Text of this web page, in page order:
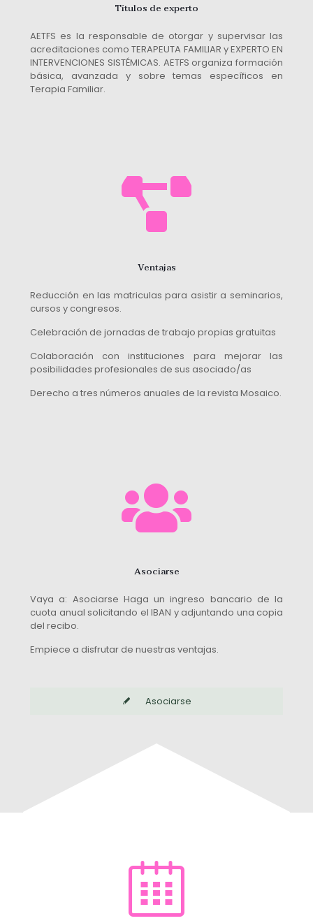
Títulos de experto
AETFS es la responsable de otorgar y supervisar las
acreditaciones como TERAPEUTA FAMILIAR y EXPERTO EN
INTERVENCIONES SISTÉMICAS. AETFS organiza formación
básica, avanzada y sobre temas específicos en
Terapia Familiar.
Ventajas
Reducción en las matriculas para asistir a seminarios,
cursos y congresos.
Celebración de jornadas de trabajo propias gratuitas
Colaboración con instituciones para mejorar las
posibilidades profesionales de sus asociado/as
Derecho a tres números anuales de la revista Mosaico.
Asociarse
Vaya a: Asociarse Haga un ingreso bancario de la
cuota anual solicitando el IBAN y adjuntando una copia
del recibo.
Empiece a disfrutar de nuestras ventajas.
Asociarse